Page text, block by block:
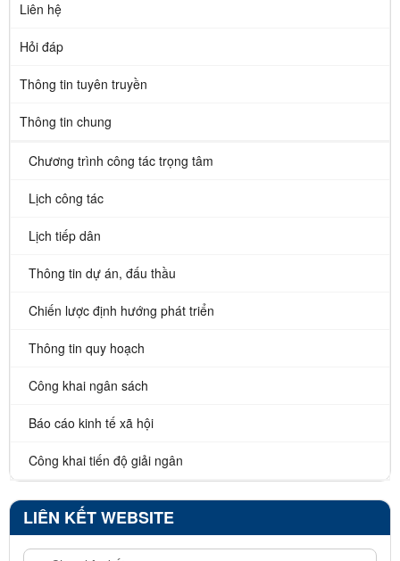
Liên hệ
Hỏi đáp
Thông tin tuyên truyền
Thông tin chung
Chương trình công tác trọng tâm
Lịch công tác
Lịch tiếp dân
Thông tin dự án, đấu thầu
Chiến lược định hướng phát triển
Thông tin quy hoạch
Công khai ngân sách
Báo cáo kinh tế xã hội
Công khai tiến độ giải ngân
LIÊN KẾT WEBSITE